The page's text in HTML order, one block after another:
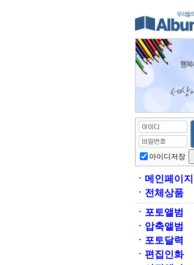
아이디저장
ㆍ 메인페이지
ㆍ 전체상품
ㆍ 포토앨범
ㆍ 압축앨범
ㆍ 포토달력
ㆍ 편집인화